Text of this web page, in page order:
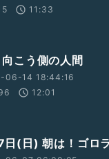
11:33
こう側の人間
06-14 18:44:16
12:01
(日) 朝は！ゴロ